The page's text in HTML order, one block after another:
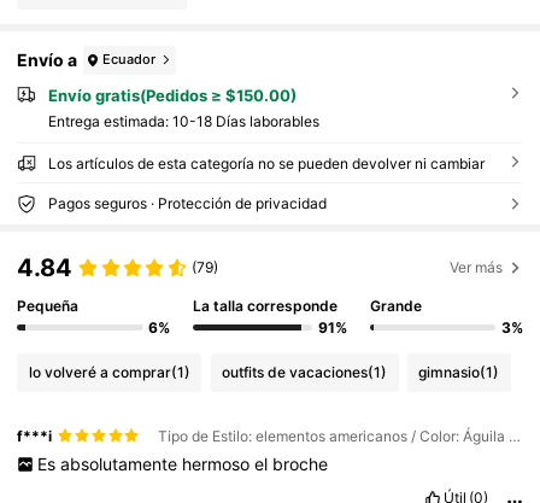
Envío a Ecuador
Envío gratis(Pedidos ≥ $150.00)
Entrega estimada: 10-18 Días laborables
Los artículos de esta categoría no se pueden devolver ni cambiar
Pagos seguros · Protección de privacidad
4.84 (79) Ver más
Pequeña
6%
La talla corresponde
91%
Grande
3%
lo volveré a comprar(1) outfits de vacaciones(1) gimnasio(1)
f***i Tipo de Estilo: elementos americanos / Color: Águila colorida 5502
Es absolutamente hermoso el broche
Útil (0)